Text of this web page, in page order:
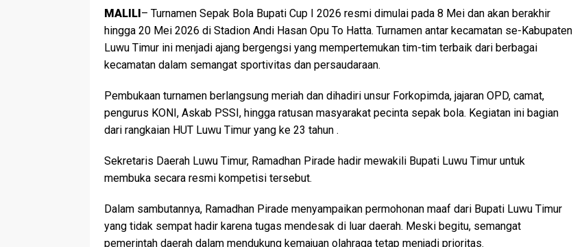
MALILI – Turnamen Sepak Bola Bupati Cup I 2026 resmi dimulai pada 8 Mei dan akan berakhir
hingga 20 Mei 2026 di Stadion Andi Hasan Opu To Hatta. Turnamen antar kecamatan se-Kabupaten
Luwu Timur ini menjadi ajang bergengsi yang mempertemukan tim-tim terbaik dari berbagai
kecamatan dalam semangat sportivitas dan persaudaraan.
Pembukaan turnamen berlangsung meriah dan dihadiri unsur Forkopimda, jajaran OPD, camat,
pengurus KONI, Askab PSSI, hingga ratusan masyarakat pecinta sepak bola. Kegiatan ini bagian
dari rangkaian HUT Luwu Timur yang ke 23 tahun .
Sekretaris Daerah Luwu Timur, Ramadhan Pirade hadir mewakili Bupati Luwu Timur untuk
membuka secara resmi kompetisi tersebut.
Dalam sambutannya, Ramadhan Pirade menyampaikan permohonan maaf dari Bupati Luwu Timur
yang tidak sempat hadir karena tugas mendesak di luar daerah. Meski begitu, semangat
pemerintah daerah dalam mendukung kemajuan olahraga tetap menjadi prioritas.